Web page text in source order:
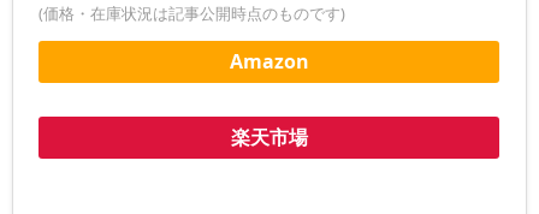
(価格・在庫状況は記事公開時点のものです)
Amazon
楽天市場